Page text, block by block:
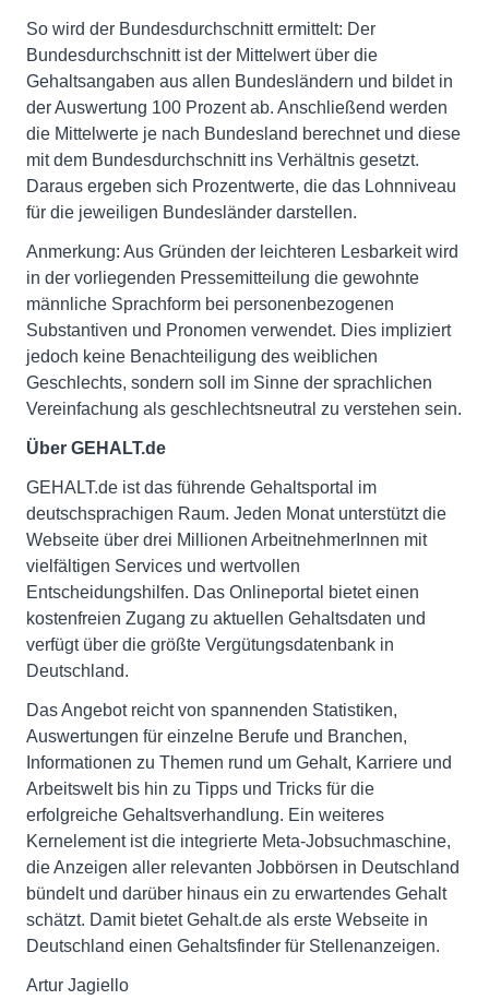
So wird der Bundesdurchschnitt ermittelt: Der
Bundesdurchschnitt ist der Mittelwert über die
Gehaltsangaben aus allen Bundesländern und bildet in
der Auswertung 100 Prozent ab. Anschließend werden
die Mittelwerte je nach Bundesland berechnet und diese
mit dem Bundesdurchschnitt ins Verhältnis gesetzt.
Daraus ergeben sich Prozentwerte, die das Lohnniveau
für die jeweiligen Bundesländer darstellen.
Anmerkung: Aus Gründen der leichteren Lesbarkeit wird
in der vorliegenden Pressemitteilung die gewohnte
männliche Sprachform bei personenbezogenen
Substantiven und Pronomen verwendet. Dies impliziert
jedoch keine Benachteiligung des weiblichen
Geschlechts, sondern soll im Sinne der sprachlichen
Vereinfachung als geschlechtsneutral zu verstehen sein.
Über GEHALT.de
GEHALT.de ist das führende Gehaltsportal im
deutschsprachigen Raum. Jeden Monat unterstützt die
Webseite über drei Millionen ArbeitnehmerInnen mit
vielfältigen Services und wertvollen
Entscheidungshilfen. Das Onlineportal bietet einen
kostenfreien Zugang zu aktuellen Gehaltsdaten und
verfügt über die größte Vergütungsdatenbank in
Deutschland.
Das Angebot reicht von spannenden Statistiken,
Auswertungen für einzelne Berufe und Branchen,
Informationen zu Themen rund um Gehalt, Karriere und
Arbeitswelt bis hin zu Tipps und Tricks für die
erfolgreiche Gehaltsverhandlung. Ein weiteres
Kernelement ist die integrierte Meta-Jobsuchmaschine,
die Anzeigen aller relevanten Jobbörsen in Deutschland
bündelt und darüber hinaus ein zu erwartendes Gehalt
schätzt. Damit bietet Gehalt.de als erste Webseite in
Deutschland einen Gehaltsfinder für Stellenanzeigen.
Artur Jagiello